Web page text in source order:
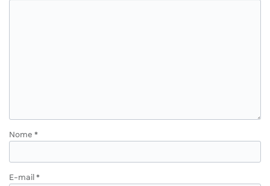
Nome *
E-mail *